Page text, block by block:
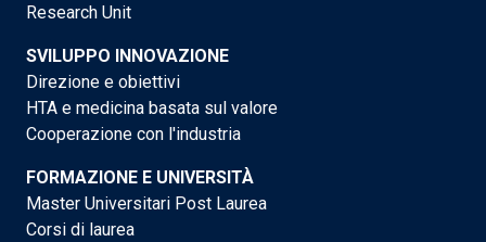
Research Unit
SVILUPPO INNOVAZIONE
Direzione e obiettivi
HTA e medicina basata sul valore
Cooperazione con l'industria
FORMAZIONE E UNIVERSITÀ
Master Universitari Post Laurea
Corsi di laurea